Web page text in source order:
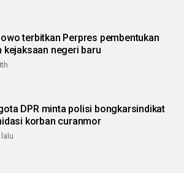
terbitkan Perpres pembentukan
kejaksaan negeri baru
DPR minta polisi bongkarsindikat
korban curanmor